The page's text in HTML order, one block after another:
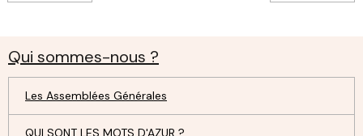
Qui sommes-nous ?
Les Assemblées Générales
QUI SONT LES MOTS D'AZUR ?